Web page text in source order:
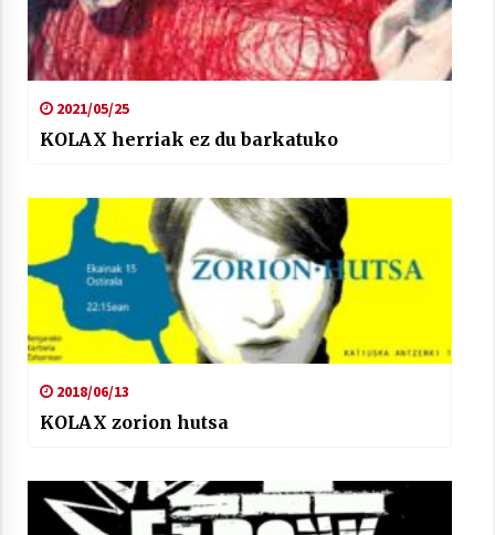
2021/05/25
KOLAX herriak ez du barkatuko
2018/06/13
KOLAX zorion hutsa